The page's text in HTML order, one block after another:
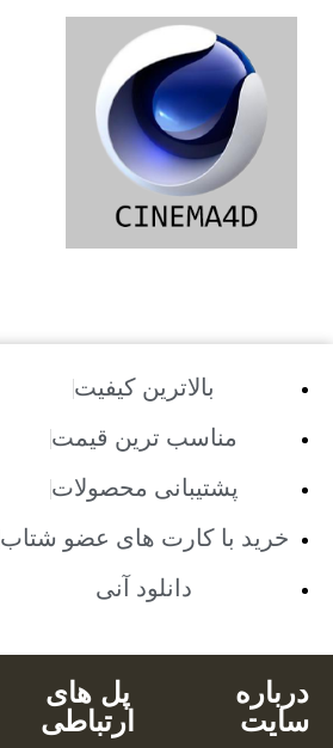
بالاترین کیفیت
مناسب ترین قیمت
پشتیبانی محصولات
خرید با کارت های عضو شتاب
دانلود آنی
درباره
سایت
پل های
ارتباطی